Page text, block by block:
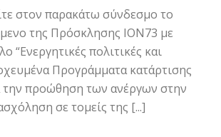
στον παρακάτω σύνδεσμο το
της Πρόσκλησης ΙΟΝ73 με
“Ενεργητικές πολιτικές και
Προγράμματα κατάρτισης
την προώθηση των ανέργων στην
σε τομείς της [...]